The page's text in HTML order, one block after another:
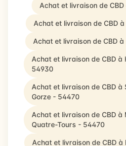
Achat et livraison de
Achat et livraison de CBD
Achat et livraison de CBD
Achat et livraison de CBD à
54930
Achat et livraison de CBD à
Gorze - 54470
Achat et livraison de CBD
Quatre-Tours - 54470
Achat et livraison de CBD